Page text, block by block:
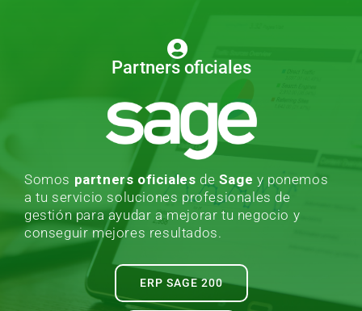
Partners oficiales
Somos partners oficiales de Sage y ponemos
a tu servicio soluciones profesionales de
gestión para ayudar a mejorar tu negocio y
conseguir mejores resultados.
ERP SAGE 200